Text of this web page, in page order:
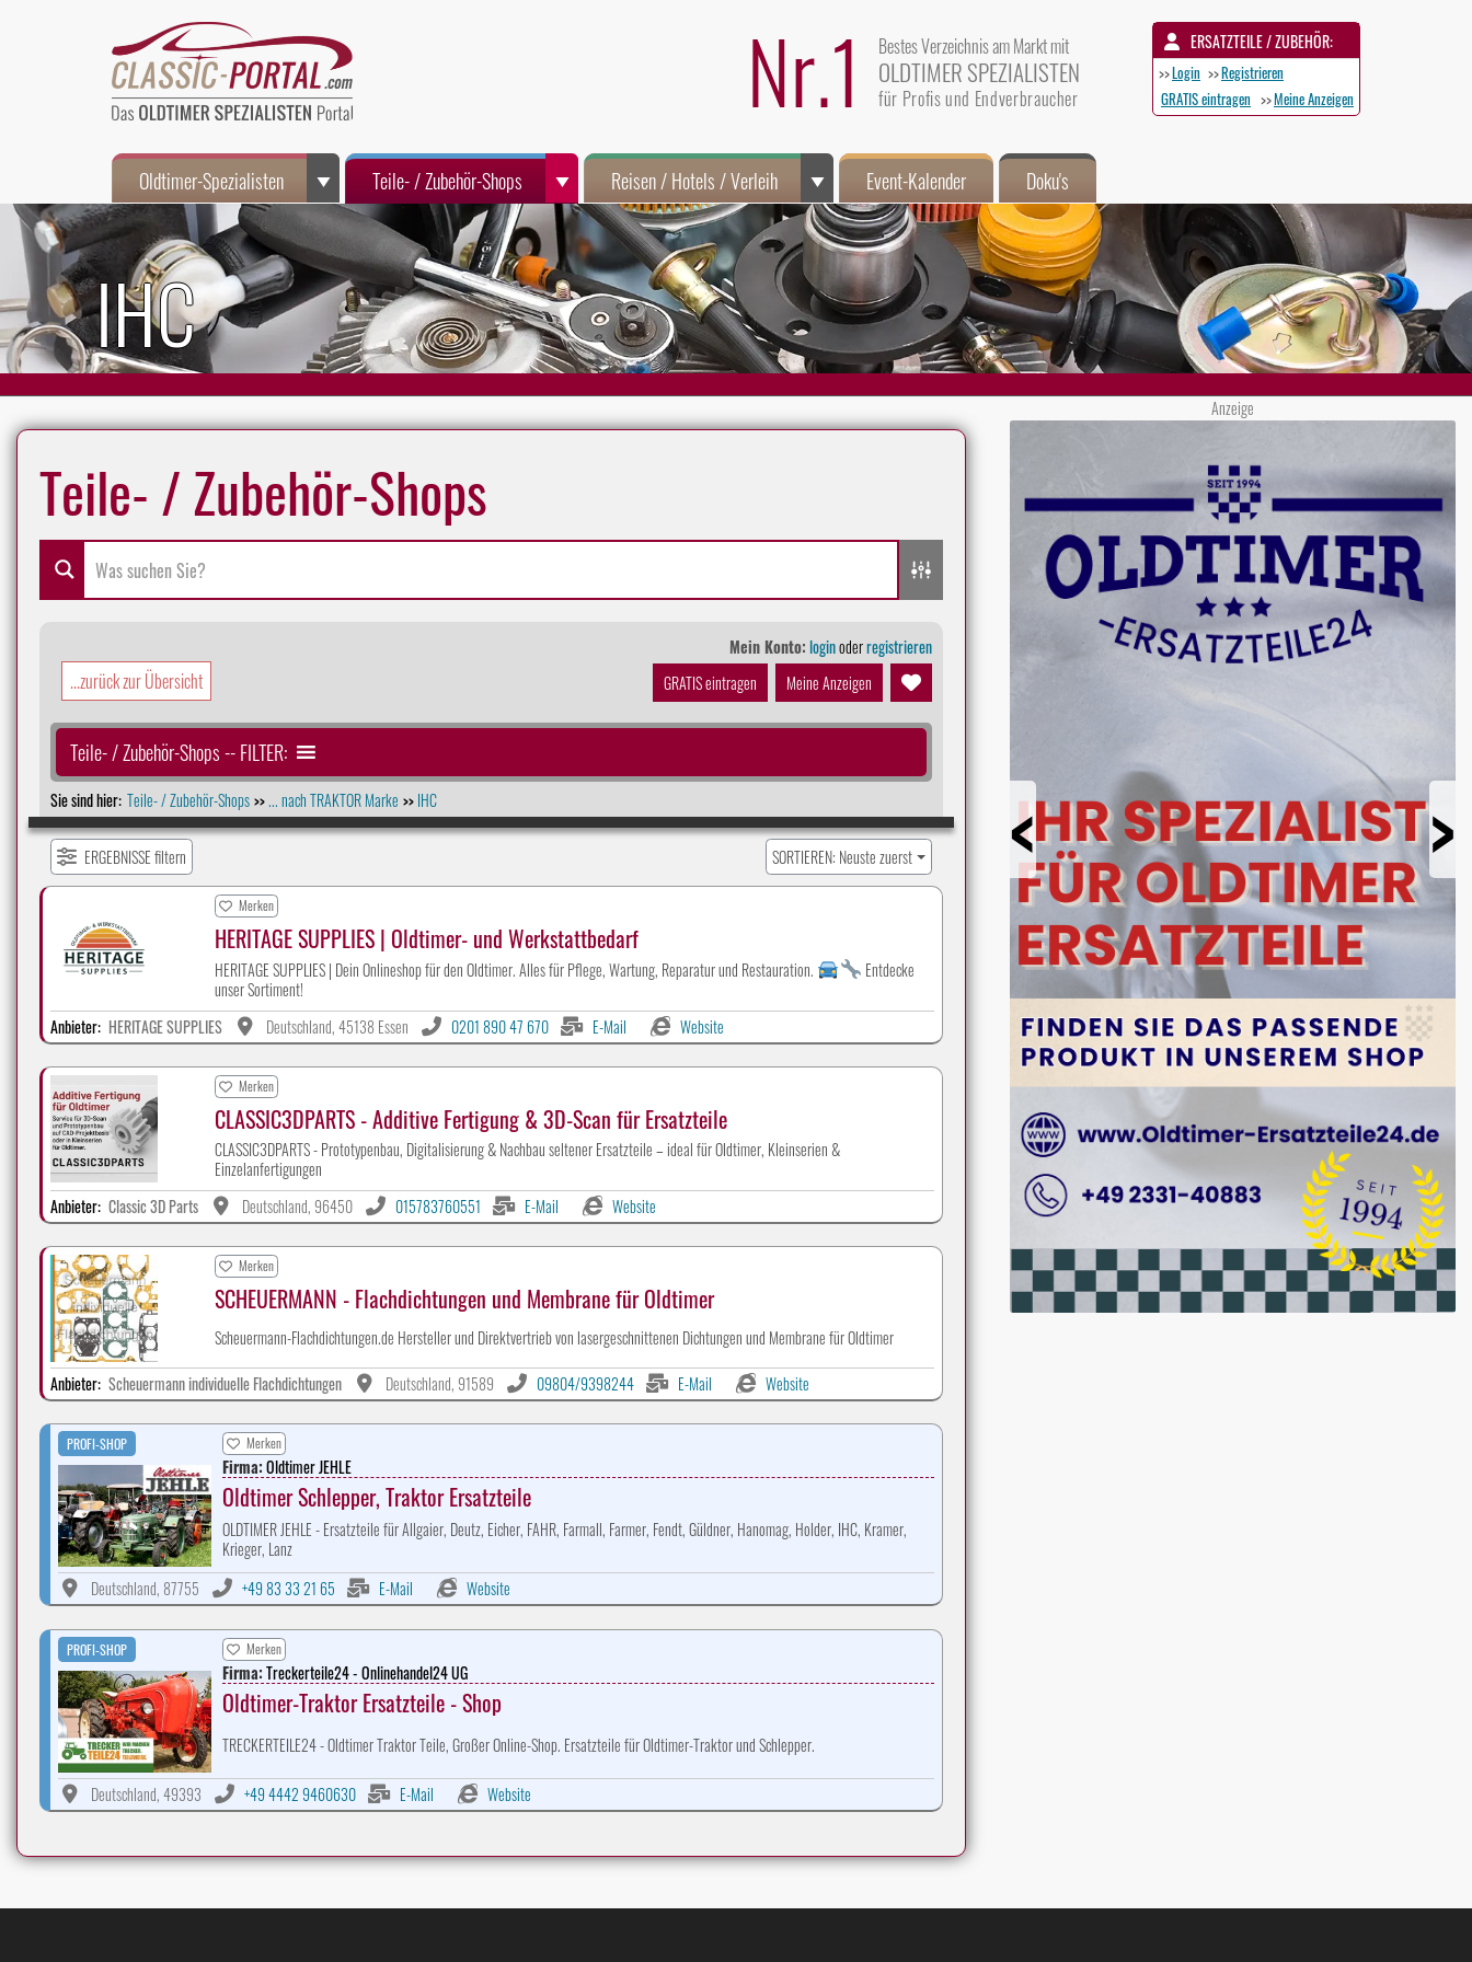
ERSATZTEILE / ZUBEHÖR:
>>Login >>Registrieren
GRATIS eintragen >>Meine Anzeigen
Nr.1 Bestes Verzeichnis am Markt mit
OLDTIMER SPEZIALISTEN
für Profis und Endverbraucher
Oldtimer-Spezialisten Teile- / Zubehör-Shops Reisen / Hotels / Verleih Event-Kalender Doku's
IHC
Teile- / Zubehör-Shops
...zurück zur Übersicht
Mein Konto: loginoderregistrieren
GRATIS eintragen
Meine Anzeigen
Teile- / Zubehör-Shops -- FILTER:
Sie sind hier: Teile- / Zubehör-Shops >>... nach TRAKTOR Marke >> IHC
ERGEBNISSE filtern SORTIEREN: Neuste zuerst
Merken
HERITAGE SUPPLIES | Oldtimer- und Werkstattbedarf
HERITAGE SUPPLIES | Dein Onlineshop für den Oldtimer. Alles für Pflege, Wartung, Reparatur und Restauration.
Entdecke
unser Sortiment!
Anbieter: HERITAGE SUPPLIES Deutschland, 45138 Essen 0201 890 47 670 E-Mail Website
Merken
CLASSIC3DPARTS - Additive Fertigung & 3D-Scan für Ersatzteile
CLASSIC3DPARTS - Prototypenbau, Digitalisierung & Nachbau seltener Ersatzteile – ideal für Oldtimer, Kleinserien &
Einzelanfertigungen
Anbieter: Classic 3D Parts Deutschland, 96450 015783760551 E-Mail Website
Merken
SCHEUERMANN - Flachdichtungen und Membrane für Oldtimer
Scheuermann-Flachdichtungen.de Hersteller und Direktvertrieb von lasergeschnittenen Dichtungen und Membrane für Oldtimer
Anbieter: Scheuermann individuelle Flachdichtungen Deutschland, 91589 09804/9398244 E-Mail Website
PROFI-SHOP Merken
Firma:Oldtimer JEHLE
Oldtimer Schlepper, Traktor Ersatzteile
OLDTIMER JEHLE - Ersatzteile für Allgaier, Deutz, Eicher, FAHR, Farmall, Farmer, Fendt, Güldner, Hanomag, Holder, IHC, Kramer,
Krieger, Lanz
Deutschland, 87755
+49 83 33 21 65 E-Mail Website
PROFI-SHOP Merken
Firma:Treckerteile24 - Onlinehandel24 UG
Oldtimer-Traktor Ersatzteile - Shop
TRECKERTEILE24 - Oldtimer Traktor Teile, Großer Online-Shop. Ersatzteile für Oldtimer-Traktor und Schlepper.
Deutschland, 49393 +49 4442 9460630 E-Mail Website
Anzeige
Werbeanzeigen auf CLASSIC-PORTAL.com
Next
Prev